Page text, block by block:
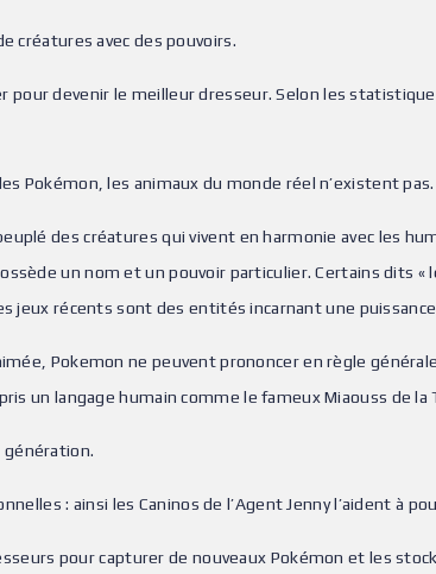
créatures avec des pouvoirs.
devenir le meilleur dresseur. Selon les
Pokémon, les animaux du monde réel n’existent pas.
des créatures qui vivent en harmonie avec les
un nom et un pouvoir particulier. Certains dits
jeux récents sont des entités incarnant une
Pokemon ne peuvent prononcer en règle
un langage humain comme le fameux Miaouss de la
génération.
: ainsi les Caninos de l’Agent Jenny l’aident à
pour capturer de nouveaux Pokémon et les